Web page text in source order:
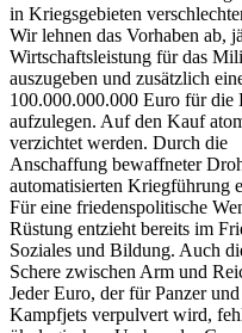
in Kriegsgebieten
Wir lehnen das Vorhaben ab,
Wirtschaftsleistung für das
auszugeben und zusätzlich
100.000.000.000 Euro für die
aufzulegen. Auf den Kauf
verzichtet werden. Durch die
Anschaffung bewaffneter
automatisierten Kriegführung
Für eine friedenspolitische
Rüstung entzieht bereits im
Soziales und Bildung. Auch
Schere zwischen Arm und
Jeder Euro, der für Panzer und
Kampfjets verpulvert wird,